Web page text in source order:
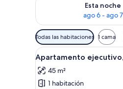
Esta noche
ago 6 - ago 7
Filtros
disponibles
para
las
habitaciones
Todas las habitaciones 1 cama
Abrir
todas
las
fotos
9
Apartamento
45 m²
1 habitación